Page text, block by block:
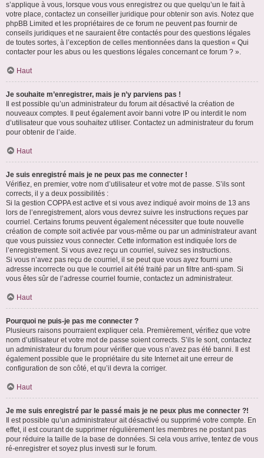
s’applique à vous, lorsque vous vous enregistrez ou que quelqu’un le fait à
votre place, contactez un conseiller juridique pour obtenir son avis. Notez que
phpBB Limited et les propriétaires de ce forum ne peuvent pas fournir de
conseils juridiques et ne sauraient être contactés pour des questions légales
de toutes sortes, à l’exception de celles mentionnées dans la question « Qui
contacter pour les abus ou les questions légales concernant ce forum ? ».
Haut
Je souhaite m’enregistrer, mais je n’y parviens pas !
Il est possible qu’un administrateur du forum ait désactivé la création de
nouveaux comptes. Il peut également avoir banni votre IP ou interdit le nom
d’utilisateur que vous souhaitez utiliser. Contactez un administrateur du forum
pour obtenir de l’aide.
Haut
Je suis enregistré mais je ne peux pas me connecter !
Vérifiez, en premier, votre nom d’utilisateur et votre mot de passe. S’ils sont
corrects, il y a deux possibilités :
Si la gestion COPPA est active et si vous avez indiqué avoir moins de 13 ans
lors de l’enregistrement, alors vous devrez suivre les instructions reçues par
courriel. Certains forums peuvent également nécessiter que toute nouvelle
création de compte soit activée par vous-même ou par un administrateur avant
que vous puissiez vous connecter. Cette information est indiquée lors de
l’enregistrement. Si vous avez reçu un courriel, suivez ses instructions.
Si vous n’avez pas reçu de courriel, il se peut que vous ayez fourni une
adresse incorrecte ou que le courriel ait été traité par un filtre anti-spam. Si
vous êtes sûr de l’adresse courriel fournie, contactez un administrateur.
Haut
Pourquoi ne puis-je pas me connecter ?
Plusieurs raisons pourraient expliquer cela. Premièrement, vérifiez que votre
nom d’utilisateur et votre mot de passe soient corrects. S’ils le sont, contactez
un administrateur du forum pour vérifier que vous n’avez pas été banni. Il est
également possible que le propriétaire du site Internet ait une erreur de
configuration de son côté, et qu’il devra la corriger.
Haut
Je me suis enregistré par le passé mais je ne peux plus me connecter ?!
Il est possible qu’un administrateur ait désactivé ou supprimé votre compte. En
effet, il est courant de supprimer régulièrement les membres ne postant pas
pour réduire la taille de la base de données. Si cela vous arrive, tentez de vous
ré-enregistrer et soyez plus investi sur le forum.